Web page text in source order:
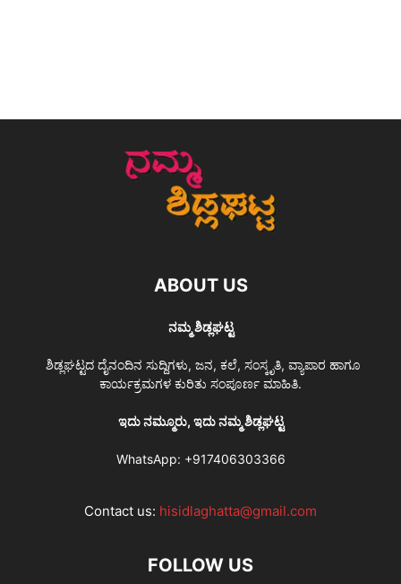
ABOUT US
ನಮ್ಮ ಶಿಡ್ಲಘಟ್ಟ
ಶಿಡ್ಲಘಟ್ಟದ ದೈನಂದಿನ ಸುದ್ದಿಗಳು, ಜನ, ಕಲೆ, ಸಂಸ್ಕೃತಿ, ವ್ಯಾಪಾರ ಹಾಗೂ
ಕಾರ್ಯಕ್ರಮಗಳ ಕುರಿತು ಸಂಪೂರ್ಣ ಮಾಹಿತಿ.
ಇದು ನಮ್ಮೂರು, ಇದು ನಮ್ಮ ಶಿಡ್ಲಘಟ್ಟ
WhatsApp: +917406303366
Contact us: hisidlaghatta@gmail.com
FOLLOW US